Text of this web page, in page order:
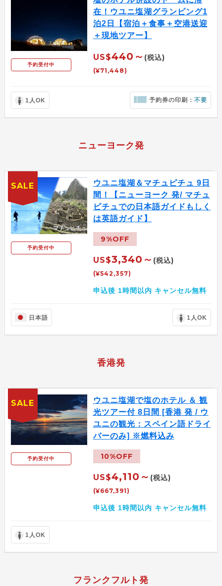
予約受付中
在！ウユニ塩湖グランピング1
泊2日【宿泊＋食事＋空港送迎
＋現地ツアー】
US$440～ (税込)
(¥71,448)
1人OK 予約券の印刷：不要
ニューヨーク発
予約受付中
ウユニ塩湖＆マチュピチュ 9日
間！【ニューヨーク 発/ マチュ
ピチュでの日本語ガイドもしく
は英語ガイド】
9%OFF
US$3,340～ (税込)
(¥542,357)
申込後 1時間以内 キャンセル無料
日本語 1人OK
SALE
香港発
予約受付中
ウユニ塩湖で塩のホテル ＆ 観
光ツアー付 8日間 [香港 発 / ウ
ユニの観光：スペイン語ドライ
バーのみ] ※燃料込み
10%OFF
US$4,110～ (税込)
(¥667,391)
申込後 1時間以内 キャンセル無料
1人OK
SALE
フランクフルト発